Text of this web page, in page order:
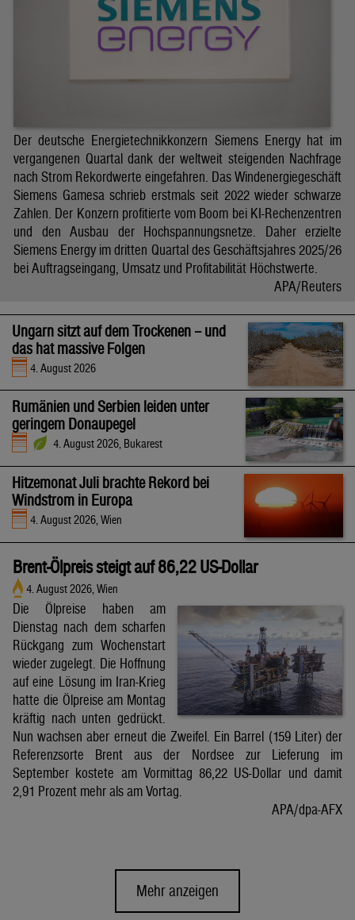
Der deutsche Energietechnikkonzern Siemens Energy hat im
vergangenen Quartal dank der weltweit steigenden Nachfrage
nach Strom Rekordwerte eingefahren. Das Windenergiegeschäft
Siemens Gamesa schrieb erstmals seit 2022 wieder schwarze
Zahlen. Der Konzern profitierte vom Boom bei KI-Rechenzentren
und den Ausbau der Hochspannungsnetze. Daher erzielte
Siemens Energy im dritten Quartal des Geschäftsjahres 2025/26
bei Auftragseingang, Umsatz und Profitabilität Höchstwerte.
APA/Reuters
Ungarn sitzt auf dem Trockenen – und
das hat massive Folgen
4. August 2026
Rumänien und Serbien leiden unter
geringem Donaupegel
4. August 2026, Bukarest
Hitzemonat Juli brachte Rekord bei
Windstrom in Europa
4. August 2026, Wien
Brent-Ölpreis steigt auf 86,22 US-Dollar
4. August 2026, Wien
Die Ölpreise haben am
Dienstag nach dem scharfen
Rückgang zum Wochenstart
wieder zugelegt. Die Hoffnung
auf eine Lösung im Iran-Krieg
hatte die Ölpreise am Montag
kräftig nach unten gedrückt.
Nun wachsen aber erneut die Zweifel. Ein Barrel (159 Liter) der
Referenzsorte Brent aus der Nordsee zur Lieferung im
September kostete am Vormittag 86,22 US-Dollar und damit
2,91 Prozent mehr als am Vortag.
APA/dpa-AFX
Mehr anzeigen